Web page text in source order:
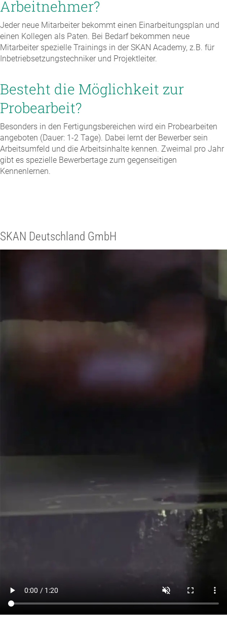
Arbeitnehmer?
Jeder neue Mitarbeiter bekommt einen Einarbeitungsplan und
einen Kollegen als Paten. Bei Bedarf bekommen neue
Mitarbeiter spezielle Trainings in der SKAN Academy, z.B. für
Inbetriebsetzungstechniker und Projektleiter.
Besteht die Möglichkeit zur
Probearbeit?
Besonders in den Fertigungsbereichen wird ein Probearbeiten
angeboten (Dauer: 1-2 Tage). Dabei lernt der Bewerber sein
Arbeitsumfeld und die Arbeitsinhalte kennen. Zweimal pro Jahr
gibt es spezielle Bewerbertage zum gegenseitigen
Kennenlernen.
SKAN Deutschland GmbH